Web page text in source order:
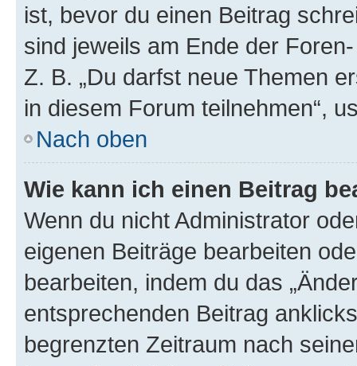
ist, bevor du einen Beitrag
sind jeweils am Ende der
Z. B. „Du darfst neue Themen
in diesem Forum teilnehmen“,
Nach oben
Wie kann ich einen Beitrag
Wenn du nicht Administrator
eigenen Beiträge bearbeiten
bearbeiten, indem du das
entsprechenden Beitrag
begrenzten Zeitraum nach